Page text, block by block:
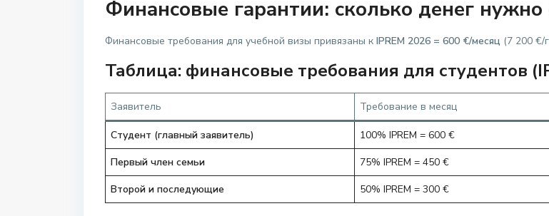
Финансовые гарантии: сколько денег нужно
Финансовые требования для учебной визы привязаны к IPREM 2026 = 600 €/месяц (7 200 €/
Таблица: финансовые требования для студентов
Заявитель Требование в месяц
Студент (главный заявитель) 100% IPREM = 600 €
Первый член семьи
75% IPREM = 450 €
Второй и последующие
50% IPREM = 300 €